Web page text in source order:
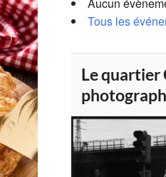
Tous les
Le quartier